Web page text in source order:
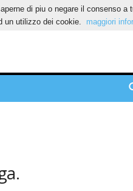
di piu o negare il consenso a
un utilizzo dei cookie.
maggiori